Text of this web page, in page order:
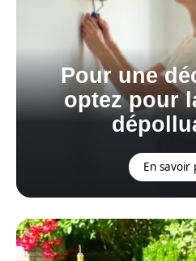
Pour une
optez pour
En savoir